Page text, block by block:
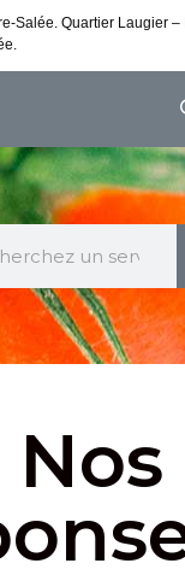
Salée. Quartier Laugier –
Nos